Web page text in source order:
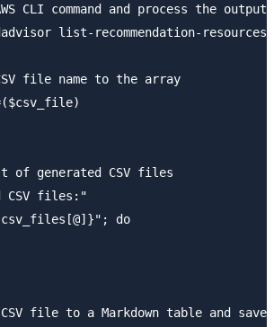
CLI command and process the
list-recommendation-resources
file name to the array
generated CSV files
CSV files:"
do
file to a Markdown table and